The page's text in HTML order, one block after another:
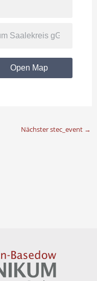
Open Map
Nächster stec_event →